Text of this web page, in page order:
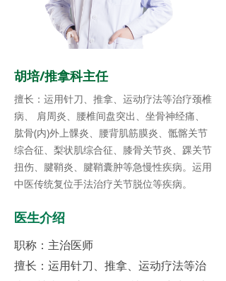
胡培/推拿科主任
擅长：运用针刀、推拿、运动疗法等治疗颈椎
病、 肩周炎、腰椎间盘突出、坐骨神经痛、
肱骨(内)外上髁炎、腰背肌筋膜炎、骶髂关节
综合征、梨状肌综合征、膝骨关节炎、踝关节
扭伤、腱鞘炎、腱鞘囊肿等急慢性疾病。运用
中医传统复位手法治疗关节脱位等疾病。
职称：主治医师
擅长：运用针刀、推拿、运动疗法等治
医生介绍